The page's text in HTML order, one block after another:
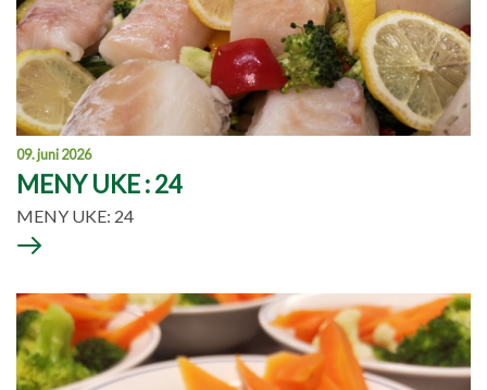
09. juni 2026
MENY UKE : 24
MENY UKE: 24